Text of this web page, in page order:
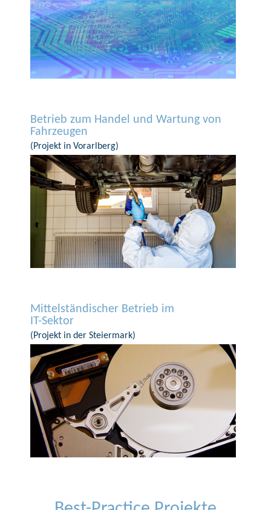
Betrieb zum Handel und Wartung von
Fahrzeugen
(Projekt in Vorarlberg)
Mittelständischer Betrieb im
IT-Sektor
(Projekt in der Steiermark)